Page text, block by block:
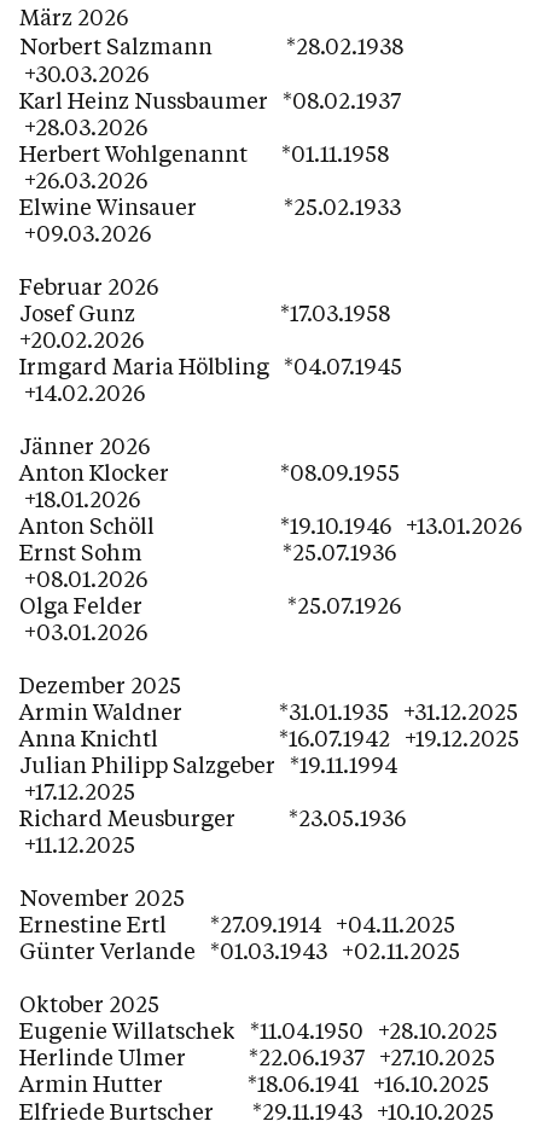
Personen
Kontakt
März 2026
Norbert Salzmann
*28.02.1938
+30.03.2026
Karl Heinz Nussbaumer *08.02.1937
+28.03.2026
Herbert Wohlgenannt *01.11.1958
+26.03.2026
Elwine Winsauer *25.02.1933
+09.03.2026
Februar 2026
Josef Gunz *17.03.1958
+20.02.2026
Irmgard Maria Hölbling *04.07.1945
+14.02.2026
Jänner 2026
Anton Klocker *08.09.1955
+18.01.2026
Anton Schöll *19.10.1946 +13.01.2026
Ernst Sohm *25.07.1936
+08.01.2026
Olga Felder *25.07.1926
+03.01.2026
Dezember 2025
Armin Waldner *31.01.1935 +31.12.2025
Anna Knichtl *16.07.1942 +19.12.2025
Julian Philipp Salzgeber *19.11.1994
+17.12.2025
Richard Meusburger *23.05.1936
+11.12.2025
November 2025
Ernestine Ertl *27.09.1914 +04.11.2025
Günter Verlande *01.03.1943 +02.11.2025
Oktober 2025
Eugenie Willatschek *11.04.1950 +28.10.2025
Herlinde Ulmer *22.06.1937 +27.10.2025
Armin Hutter
*18.06.1941 +16.10.2025
Elfriede Burtscher *29.11.1943 +10.10.2025